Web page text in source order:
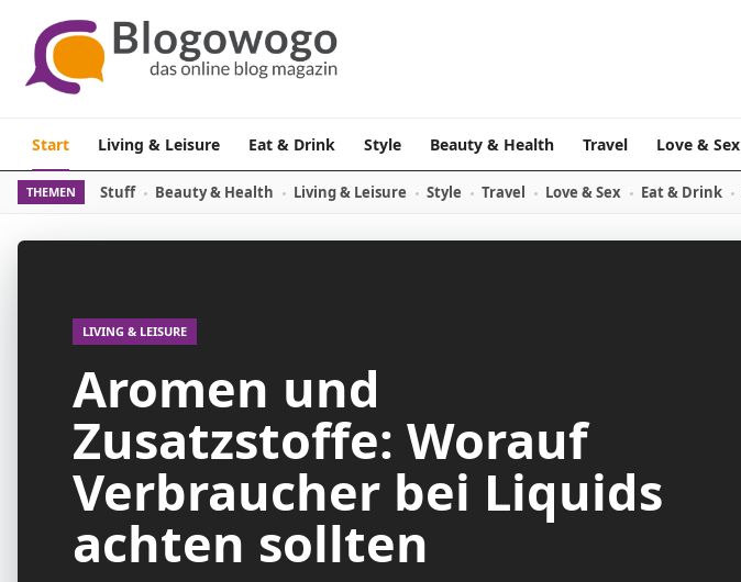
Start Living & Leisure Eat & Drink Style Beauty & Health Travel Love & Sex
THEMEN Stuff Beauty & Health Living & Leisure Style Travel Love & Sex Eat & Drink
LIVING & LEISURE
Aromen und
Zusatzstoffe: Worauf
Verbraucher bei Liquids
achten sollten